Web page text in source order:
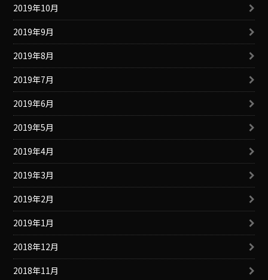
2019年10月
2019年9月
2019年8月
2019年7月
2019年6月
2019年5月
2019年4月
2019年3月
2019年2月
2019年1月
2018年12月
2018年11月